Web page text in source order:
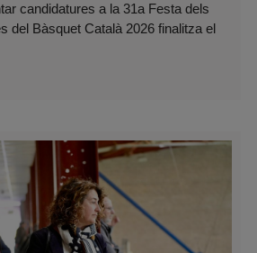
candidatures a la 31a Festa dels
del Bàsquet Català 2026 finalitza el